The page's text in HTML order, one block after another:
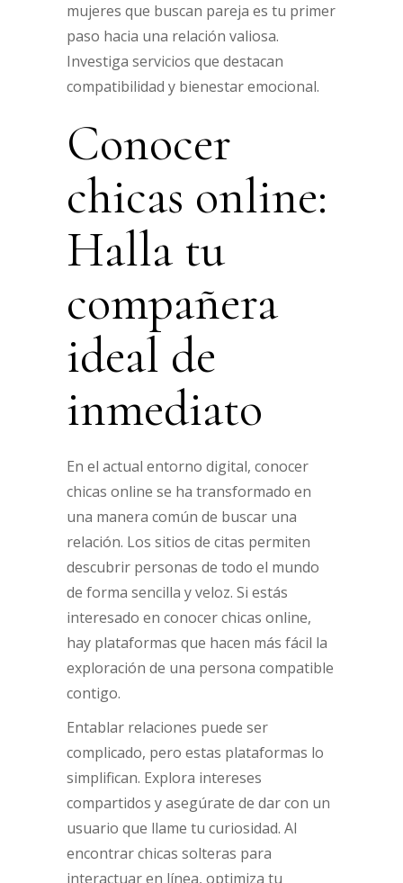
mujeres que buscan pareja es tu primer
paso hacia una relación valiosa.
Investiga servicios que destacan
compatibilidad y bienestar emocional.
Conocer
chicas online:
Halla tu
compañera
ideal de
inmediato
En el actual entorno digital, conocer
chicas online se ha transformado en
una manera común de buscar una
relación. Los sitios de citas permiten
descubrir personas de todo el mundo
de forma sencilla y veloz. Si estás
interesado en conocer chicas online,
hay plataformas que hacen más fácil la
exploración de una persona compatible
contigo.
Entablar relaciones puede ser
complicado, pero estas plataformas lo
simplifican. Explora intereses
compartidos y asegúrate de dar con un
usuario que llame tu curiosidad. Al
encontrar chicas solteras para
interactuar en línea, optimiza tu